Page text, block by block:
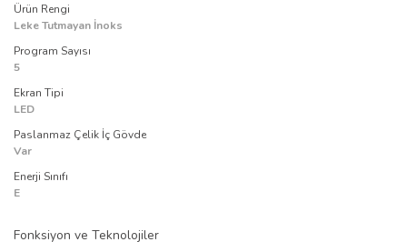
Ürün Rengi
Leke Tutmayan İnoks
Program Sayısı
5
Ekran Tipi
LED
Paslanmaz Çelik İç Gövde
Var
Enerji Sınıfı
E
Fonksiyon ve Teknolojiler